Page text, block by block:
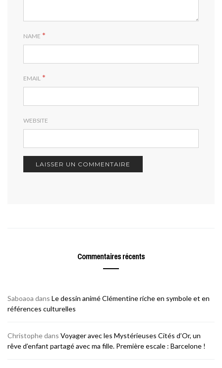
NAME *
EMAIL *
WEBSITE
Commentaires récents
Saboaoa dans Le dessin animé Clémentine riche en symbole et en
références culturelles
Christophedans Voyager avec les Mystérieuses Cités d’Or, un
rêve d’enfant partagé avec ma fille. Première escale : Barcelone !